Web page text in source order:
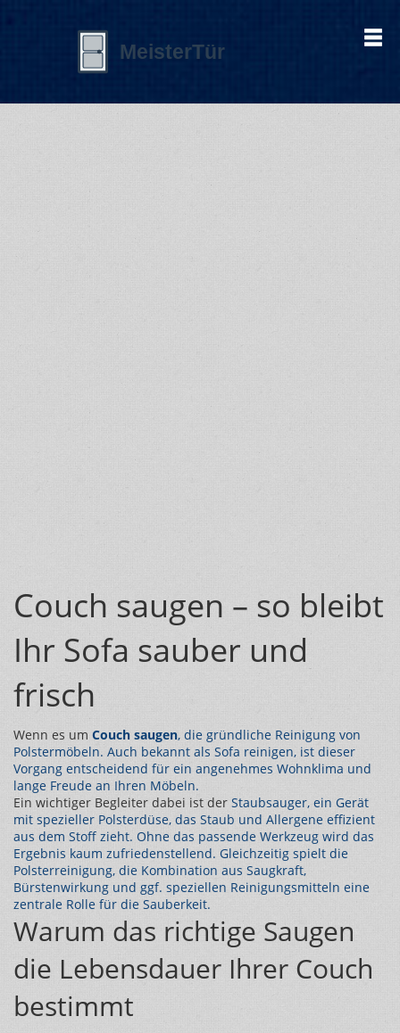
Couch saugen – so bleibt
Ihr Sofa sauber und
frisch
Wenn es um Couch saugen, die gründliche Reinigung von
Polstermöbeln. Auch bekannt als Sofa reinigen, ist dieser
Vorgang entscheidend für ein angenehmes Wohnklima und
lange Freude an Ihren Möbeln.
Ein wichtiger Begleiter dabei ist der Staubsauger, ein Gerät
mit spezieller Polsterdüse, das Staub und Allergene effizient
aus dem Stoff zieht. Ohne das passende Werkzeug wird das
Ergebnis kaum zufriedenstellend. Gleichzeitig spielt die
Polsterreinigung, die Kombination aus Saugkraft,
Bürstenwirkung und ggf. speziellen Reinigungsmitteln eine
zentrale Rolle für die Sauberkeit.
Warum das richtige Saugen
die Lebensdauer Ihrer Couch
bestimmt